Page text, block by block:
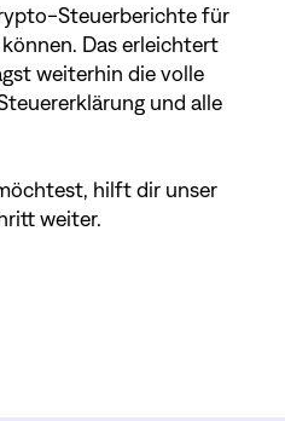
Steuerberichte für
Das erleichtert
weiterhin die volle
und alle
hilft dir unser
weiter.